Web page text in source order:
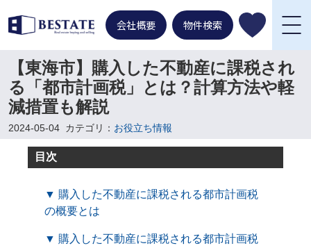
会社概要 物件検索
【東海市】購入した不動産に課税され
る「都市計画税」とは？計算方法や軽
減措置も解説
2024-05-04 カテゴリ： お役立ち情報
目次
▼ 購入した不動産に課税される都市計画税
の概要とは
▼ 購入した不動産に課税される都市計画税